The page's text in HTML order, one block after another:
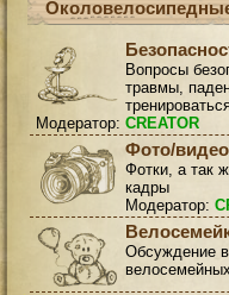
Вопросы
травмы,
Модератор: CREATOR
Фото/видео
Фотки, а так
кадры
Модератор:
Обсуждение